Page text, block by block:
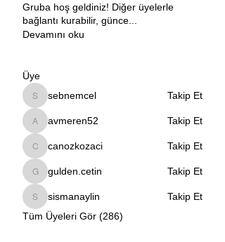
Gruba hoş geldiniz! Diğer üyelerle
bağlantı kurabilir, günce
Devamını oku
Üye
sebnemcel
sebnemcel Takip Et
avmeren52
avmeren52 Takip Et
canozkozaci
canozkozaci Takip Et
gulden.cetin
gulden.cetin Takip Et
sismanaylin
sismanaylin
Takip Et
Tüm Üyeleri Gör (286)